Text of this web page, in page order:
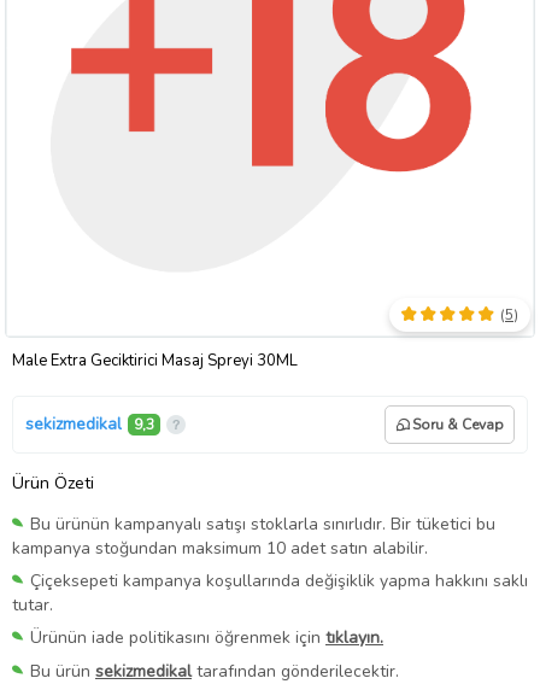
Male Extra Geciktirici Masaj Spreyi 30ML
(5)
sekizmedikal 9,3 Soru & Cevap
Ürün Özeti
Bu ürünün kampanyalı satışı stoklarla sınırlıdır. Bir tüketici bu
kampanya stoğundan maksimum 10 adet satın alabilir.
Çiçeksepeti kampanya koşullarında değişiklik yapma hakkını saklı
tutar.
Ürünün iade politikasını öğrenmek için tıklayın.
Bu ürün sekizmedikaltarafından gönderilecektir.